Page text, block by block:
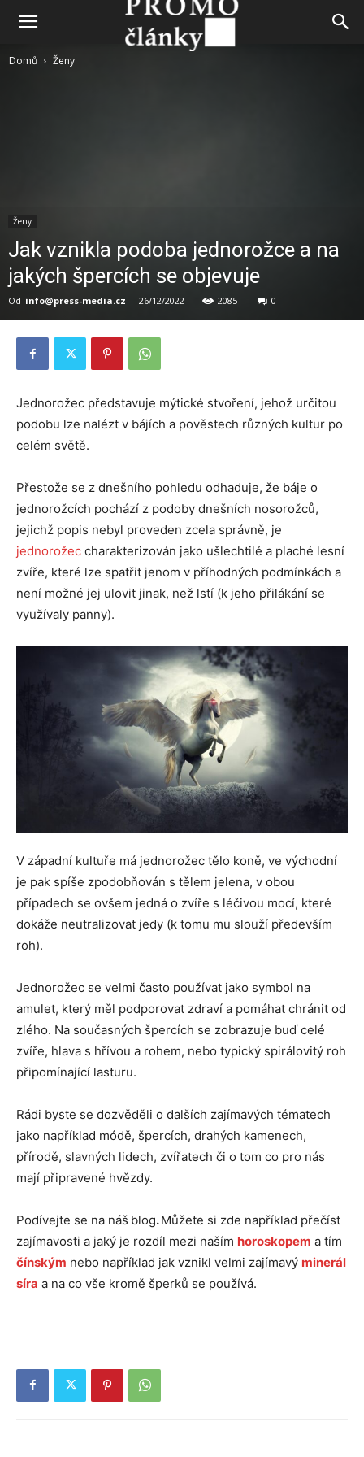
Domů Ženy
Ženy
Jak vznikla podoba jednorožce a na
jakých špercích se objevuje
Od info@press-media.cz - 26/12/2022 2085 0
Jednorožec představuje mýtické stvoření, jehož určitou
podobu lze nalézt v bájích a pověstech různých kultur po
celém světě.
Přestože se z dnešního pohledu odhaduje, že báje o
jednorožcích pochází z podoby dnešních nosorožců,
jejichž popis nebyl proveden zcela správně, je
jednorožec charakterizován jako ušlechtilé a plaché lesní
zvíře, které lze spatřit jenom v příhodných podmínkách a
není možné jej ulovit jinak, než lstí (k jeho přilákání se
využívaly panny).
V západní kultuře má jednorožec tělo koně, ve východní
je pak spíše zpodobňován s tělem jelena, v obou
případech se ovšem jedná o zvíře s léčivou mocí, které
dokáže neutralizovat jedy (k tomu mu slouží především
roh).
Jednorožec se velmi často používat jako symbol na
amulet, který měl podporovat zdraví a pomáhat chránit od
zlého. Na současných špercích se zobrazuje buď celé
zvíře, hlava s hřívou a rohem, nebo typický spirálovitý roh
připomínající lasturu.
Rádi byste se dozvěděli o dalších zajímavých tématech
jako například módě, špercích, drahých kamenech,
přírodě, slavných lidech, zvířatech či o tom co pro nás
mají připravené hvězdy.
Podívejte se na náš blog.Můžete si zde například přečíst
zajímavosti a jaký je rozdíl mezi naším horoskopem a tím
čínským nebo například jak vznikl velmi zajímavý minerál
síra a na co vše kromě šperků se používá.